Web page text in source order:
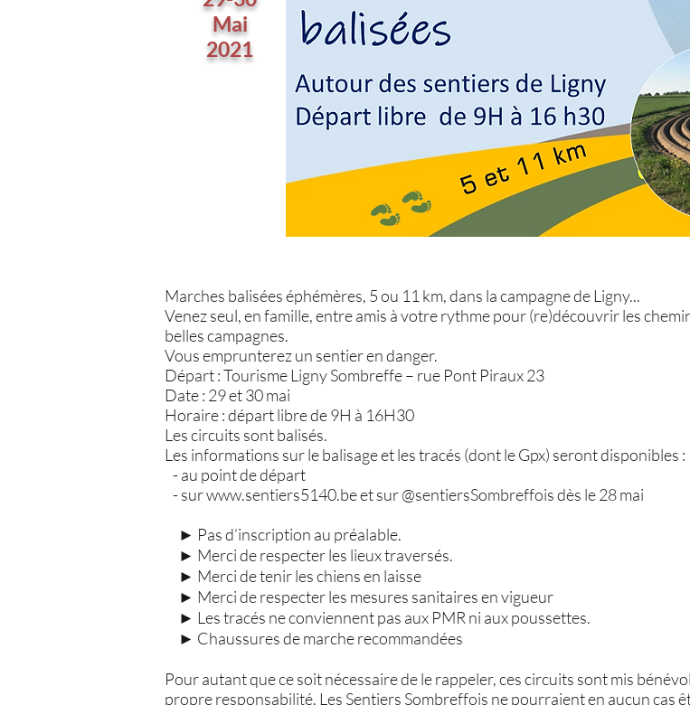
Mai
2021
Marches balisées éphémères, 5 ou 11 km, dans la campagne de Ligny...
Venez seul, en famille, entre amis à votre rythme pour (re)découvrir les
belles campagnes.
Vous emprunterez un sentier en danger.
Départ : Tourisme Ligny Sombreffe – rue Pont Piraux 23
Date : 29 et 30 mai
Horaire : départ libre de 9H à 16H30
Les circuits sont balisés.
Les informations sur le balisage et les tracés (dont le Gpx) seront disponibles :
- au point de départ
- surwww.sentiers5140.beet sur @sentiersSombreffois dès le 28 mai
► Pas d’inscription au préalable.
► Merci de respecter les lieux traversés.
► Merci de tenir les chiens en laisse
► Merci de respecter les mesures sanitaires en vigueur
► Les tracés ne conviennent pas aux PMR ni aux poussettes.
► Chaussures de marche recommandées
Pour autant que ce soit nécessaire de le rappeler, ces circuits sont mis
propre responsabilité. Les Sentiers Sombreffois ne pourraient en aucun cas